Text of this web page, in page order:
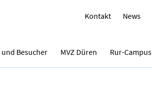
Kontakt News
Besucher MVZ Düren Rur-Campus